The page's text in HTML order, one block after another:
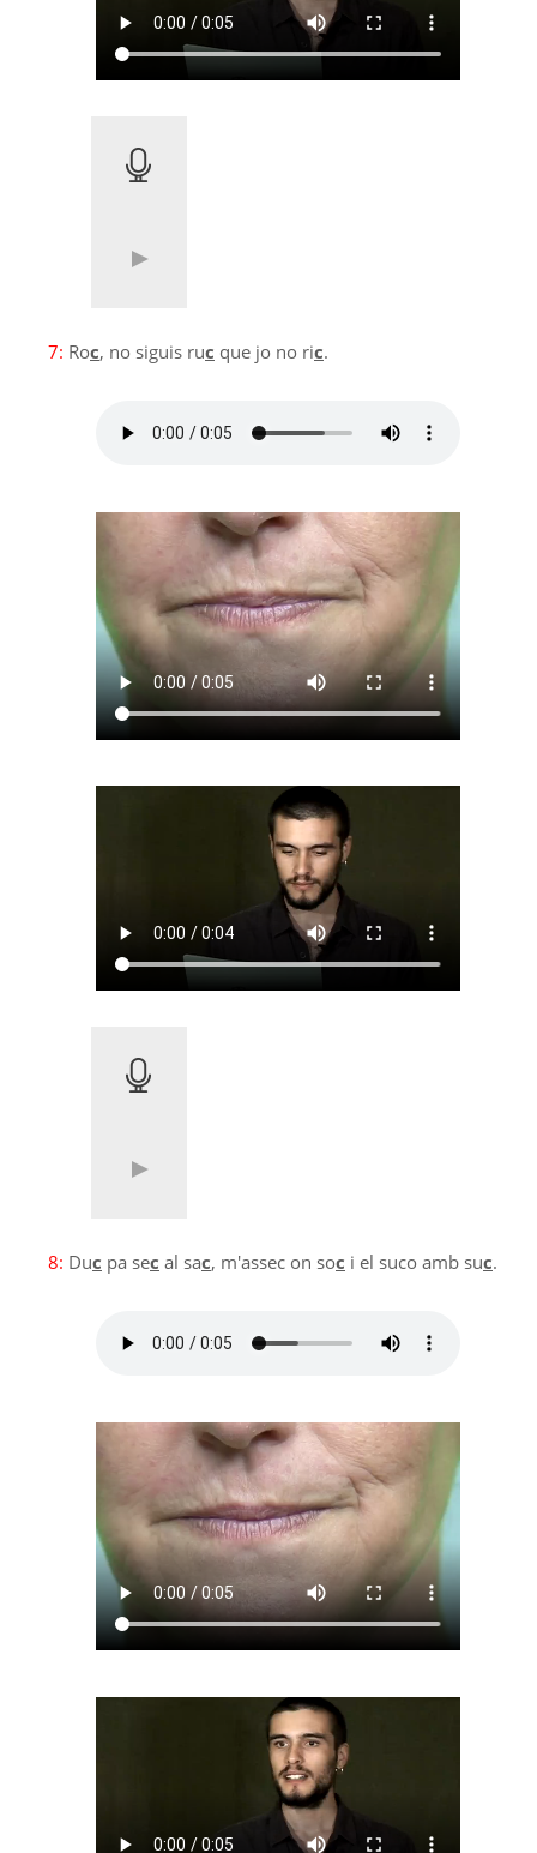
7: Roc, no siguis ruc que jo no ric.
8: Duc pa sec al sac, m'assec on soc i el suco amb suc.